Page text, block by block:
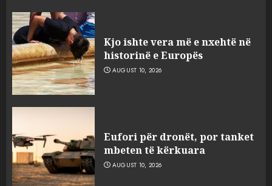
Kjo ishte vera më e nxehtë në
historinë e Europës
AUGUST 10, 2026
Eufori për dronët, por tanket
mbeten të kërkuara
AUGUST 10, 2026